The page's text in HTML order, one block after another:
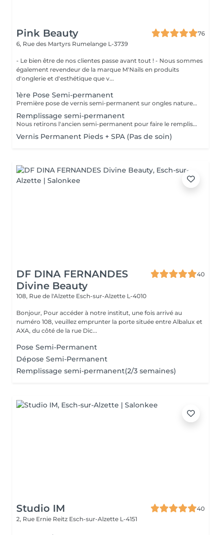
Pink Beauty
76
6, Rue des Martyrs Rumelange L-3739
- Le bien être de nos clientes passe avant tout ! - Nous sommes
également revendeur de la marque M'Nails en produits
d'onglerie et d'esthétique que v...
1ère Pose Semi-permanent
Première pose de vernis semi-permanent sur ongles naturels.
Remplissage semi-permanent
Nous retirons l'ancien semi-permanent pour faire le remplissage.
Vernis Permanent Pieds + SPA (Pas de soin)
DF DINA FERNANDES
Divine Beauty
40
108, Rue de l'Alzette Esch-sur-Alzette L-4010
Bonjour, Pour accéder à notre institut, une fois arrivé au
numéro 108, veuillez emprunter la porte située entre Albalux et
AXA, du côté de la rue Dic...
Pose Semi-Permanent
Dépose Semi-Permanent
Remplissage semi-permanent(2/3 semaines)
Studio IM
40
2, Rue Ernie Reitz Esch-sur-Alzette L-4151